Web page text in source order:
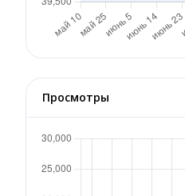
Просмотры